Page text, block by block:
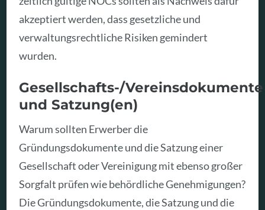
akzeptiert werden, dass gesetzliche und
verwaltungsrechtliche Risiken gemindert
wurden.
Gesellschafts-/Vereinsdokumente
und Satzung(en)
Warum sollten Erwerber die
Gründungsdokumente und die Satzung einer
Gesellschaft oder Vereinigung mit ebenso großer
Sorgfalt prüfen wie behördliche Genehmigungen?
Die Gründungsdokumente, die Satzung und die